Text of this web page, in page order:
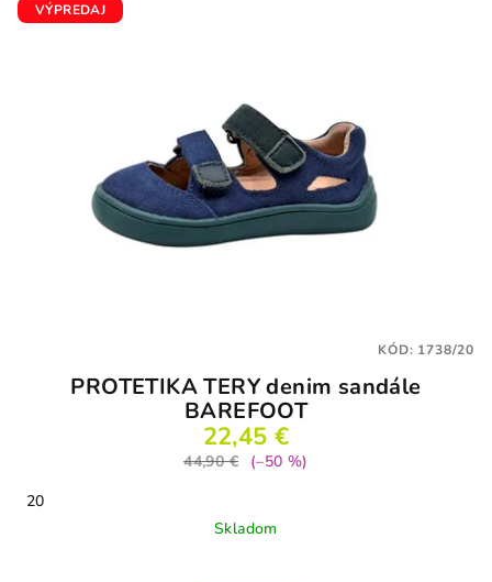
VÝPREDAJ
PROTETIKA TERY denim sandále
BAREFOOT
22,45 €
44,90 €
(–50 %)
20
Skladom
KÓD: 1738/20